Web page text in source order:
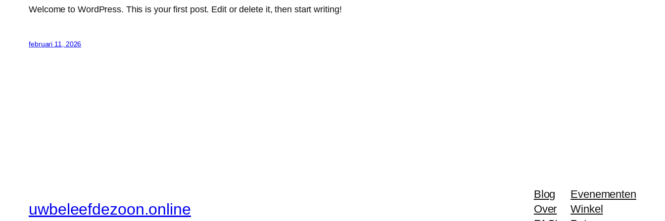
Welcome to WordPress. This is your first post. Edit or delete it, then start writing!
februari 11, 2026
uwbeleefdezoon.online
Blog
Over
Evenementen
Winkel